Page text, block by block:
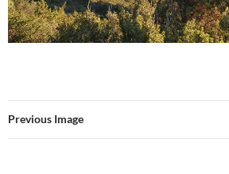
Previous Image